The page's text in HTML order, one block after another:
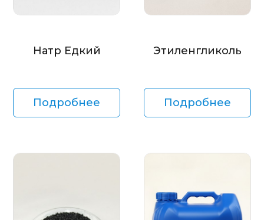
Натр Едкий
Подробнее
Этиленгликоль
Подробнее